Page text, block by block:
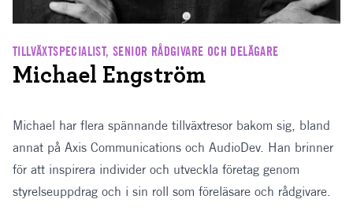
TILLVÄXTSPECIALIST, SENIOR RÅDGIVARE OCH DELÄGARE
Michael Engström
Michael har flera spännande tillväxtresor bakom sig, bland
annat på Axis Communications och AudioDev. Han brinner
för att inspirera individer och utveckla företag genom
styrelseuppdrag och i sin roll som föreläsare och rådgivare.